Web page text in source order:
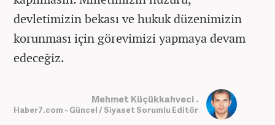
devletimizin bekası ve hukuk düzenimizin
korunması için görevimizi yapmaya devam
edeceğiz.
Mehmet Küçükkahveci .
Haber7.com - Güncel / Siyaset Sorumlu Editör